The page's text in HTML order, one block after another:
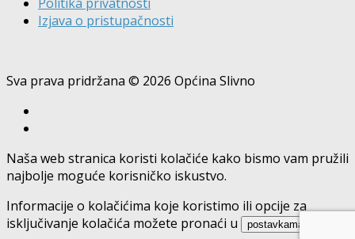
Izjava o pristupačnosti
Sva prava pridržana © 2026 Općina Slivno
Naša web stranica koristi kolačiće kako bismo vam pružili
najbolje moguće korisničko iskustvo.
Informacije o kolačićima koje koristimo ili opcije za
isključivanje kolačića možete pronaći u
postavkama